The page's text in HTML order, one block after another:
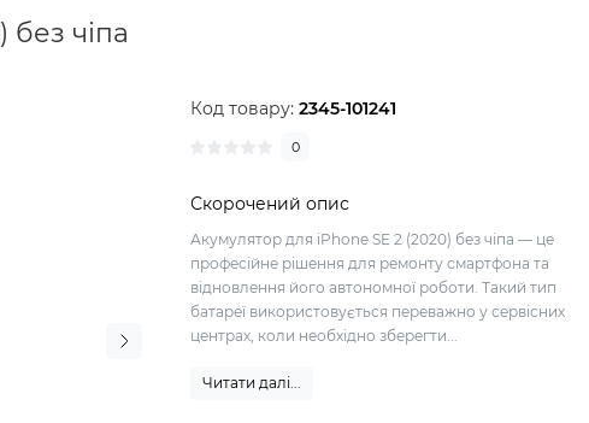
без чіпа
Код товару:2345-101241
0
Скорочений опис
Акумулятор для iPhone SE 2 (2020) без чіпа — це
професійне рішення для ремонту смартфона та
відновлення його автономної роботи. Такий тип
батареї використовується переважно у сервісних
центрах, коли необхідно зберегти...
Читати далі...